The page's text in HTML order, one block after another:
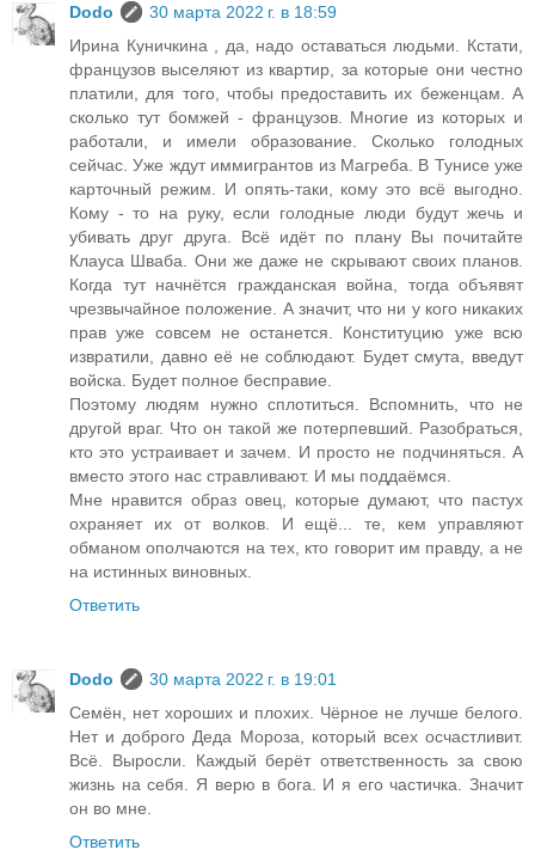
Dodo
30 марта 2022 г. в 18:59
Ирина Куничкина , да, надо оставаться людьми. Кстати,
французов выселяют из квартир, за которые они честно
платили, для того, чтобы предоставить их беженцам. А
сколько тут бомжей - французов. Многие из которых и
работали, и имели образование. Сколько голодных
сейчас. Уже ждут иммигрантов из Магреба. В Тунисе уже
карточный режим. И опять-таки, кому это всё выгодно.
Кому - то на руку, если голодные люди будут жечь и
убивать друг друга. Всё идёт по плану Вы почитайте
Клауса Шваба. Они же даже не скрывают своих планов.
Когда тут начнётся гражданская война, тогда объявят
чрезвычайное положение. А значит, что ни у кого никаких
прав уже совсем не останется. Конституцию уже всю
извратили, давно её не соблюдают. Будет смута, введут
войска. Будет полное бесправие.
Поэтому людям нужно сплотиться. Вспомнить, что не
другой враг. Что он такой же потерпевший. Разобраться,
кто это устраивает и зачем. И просто не подчиняться. А
вместо этого нас стравливают. И мы поддаёмся.
Мне нравится образ овец, которые думают, что пастух
охраняет их от волков. И ещё... те, кем управляют
обманом ополчаются на тех, кто говорит им правду, а не
на истинных виновных.
Ответить
Dodo
30 марта 2022 г. в 19:01
Семён, нет хороших и плохих. Чёрное не лучше белого.
Нет и доброго Деда Мороза, который всех осчастливит.
Всё. Выросли. Каждый берёт ответственность за свою
жизнь на себя. Я верю в бога. И я его частичка. Значит
он во мне.
Ответить